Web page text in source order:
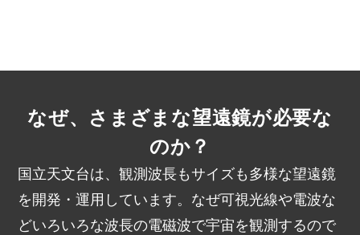
なぜ、さまざまな望遠鏡が必要な
のか？
国立天文台は、観測波長もサイズも多様な望遠鏡
を開発・運用しています。なぜ可視光線や電波な
どいろいろな波長の電磁波で宇宙を観測するので